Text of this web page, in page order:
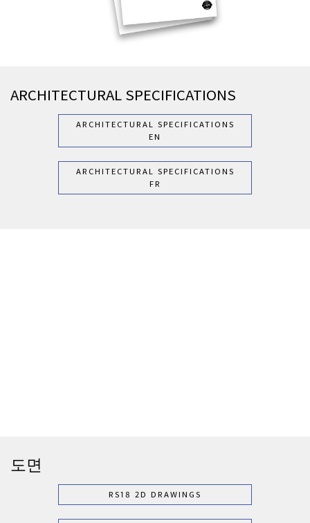
ARCHITECTURAL SPECIFICATIONS
ARCHITECTURAL SPECIFICATIONS
EN
ARCHITECTURAL SPECIFICATIONS
FR
도면
RS18 2D DRAWINGS